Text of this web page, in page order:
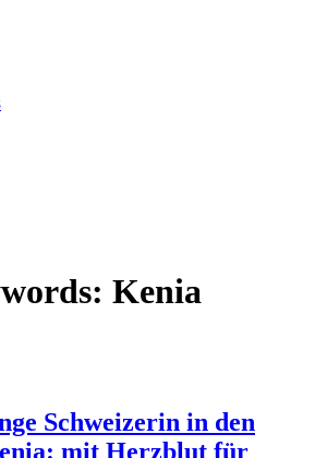
Kenia
Schweizerin in den
mit Herzblut für